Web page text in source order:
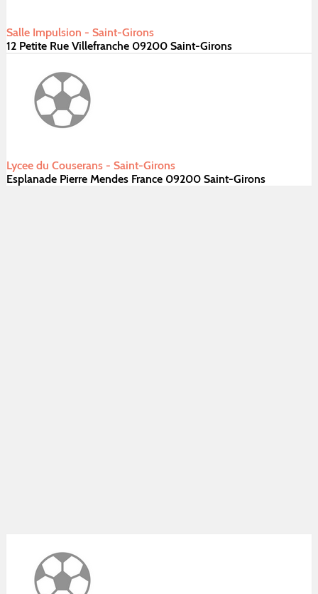
Salle Impulsion - Saint-Girons
12 Petite Rue Villefranche 09200 Saint-Girons
Lycee du Couserans - Saint-Girons
Esplanade Pierre Mendes France 09200 Saint-Girons